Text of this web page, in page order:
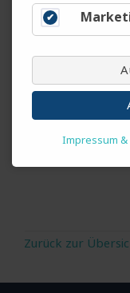
Zurück zur
Impressum &